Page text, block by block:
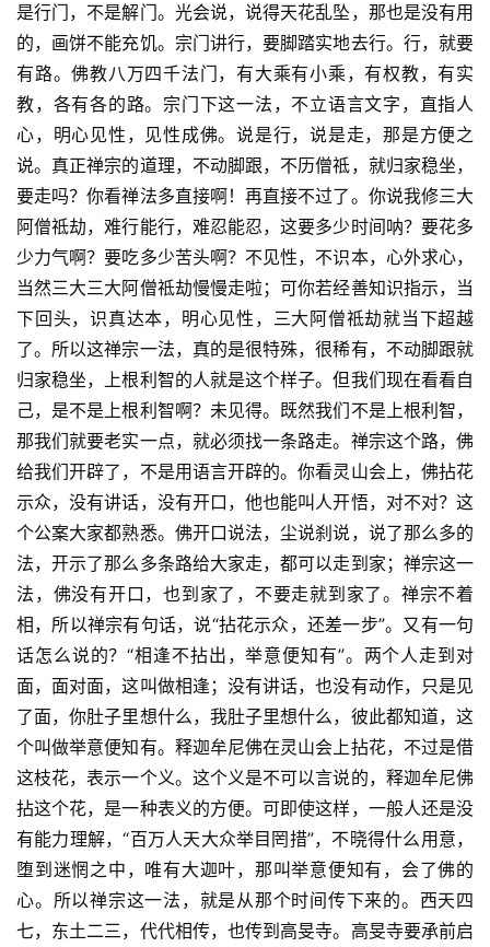
资
讯
八
点
僧
音
高
僧
访
谈
心
乐
菩
提
专
题
是行门，不是解门。光会说，说得天花乱坠，那也是没有用
的，画饼不能充饥。宗门讲行，要脚踏实地去行。行，就要
有路。佛教八万四千法门，有大乘有小乘，有权教，有实
教，各有各的路。宗门下这一法，不立语言文字，直指人
心，明心见性，见性成佛。说是行，说是走，那是方便之
说。真正禅宗的道理，不动脚跟，不历僧祗，就归家稳坐，
要走吗？你看禅法多直接啊！再直接不过了。你说我修三大
阿僧祗劫，难行能行，难忍能忍，这要多少时间呐？要花多
少力气啊？要吃多少苦头啊？不见性，不识本，心外求心，
当然三大三大阿僧祗劫慢慢走啦；可你若经善知识指示，当
下回头，识真达本，明心见性，三大阿僧祗劫就当下超越
了。所以这禅宗一法，真的是很特殊，很稀有，不动脚跟就
归家稳坐，上根利智的人就是这个样子。但我们现在看看自
己，是不是上根利智啊？未见得。既然我们不是上根利智，
那我们就要老实一点，就必须找一条路走。禅宗这个路，佛
给我们开辟了，不是用语言开辟的。你看灵山会上，佛拈花
示众，没有讲话，没有开口，他也能叫人开悟，对不对？这
个公案大家都熟悉。佛开口说法，尘说刹说，说了那么多的
法，开示了那么多条路给大家走，都可以走到家；禅宗这一
法，佛没有开口，也到家了，不要走就到家了。禅宗不着
相，所以禅宗有句话，说“拈花示众，还差一步”。又有一句
话怎么说的？“相逢不拈出，举意便知有”。两个人走到对
面，面对面，这叫做相逢；没有讲话，也没有动作，只是见
了面，你肚子里想什么，我肚子里想什么，彼此都知道，这
个叫做举意便知有。释迦牟尼佛在灵山会上拈花，不过是借
这枝花，表示一个义。这个义是不可以言说的，释迦牟尼佛
拈这个花，是一种表义的方便。可即使这样，一般人还是没
有能力理解，“百万人天大众举目罔措”，不晓得什么用意，
堕到迷惘之中，唯有大迦叶，那叫举意便知有，会了佛的
心。所以禅宗这一法，就是从那个时间传下来的。西天四
七，东土二三，代代相传，也传到高旻寺。高旻寺要承前启